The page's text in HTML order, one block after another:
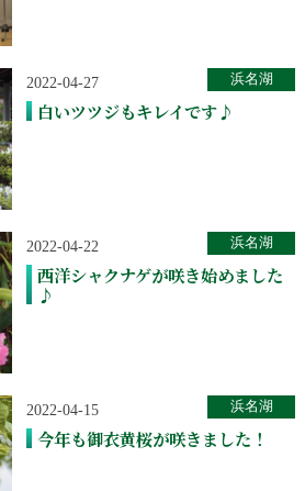
2022-04-27
白いツツジもキレイです♪
浜名湖
2022-04-22
西洋シャクナゲが咲き始めました
♪
浜名湖
2022-04-15
今年も御衣黄桜が咲きました！
浜名湖